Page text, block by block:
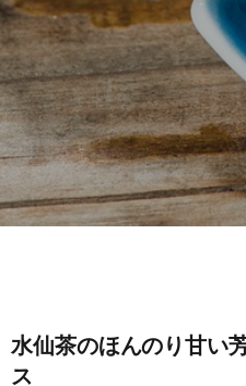
水仙茶のほんのり甘い
ス